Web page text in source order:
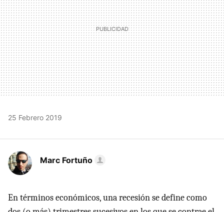
25 Febrero 2019
Marc Fortuño
En términos económicos, una recesión se define como